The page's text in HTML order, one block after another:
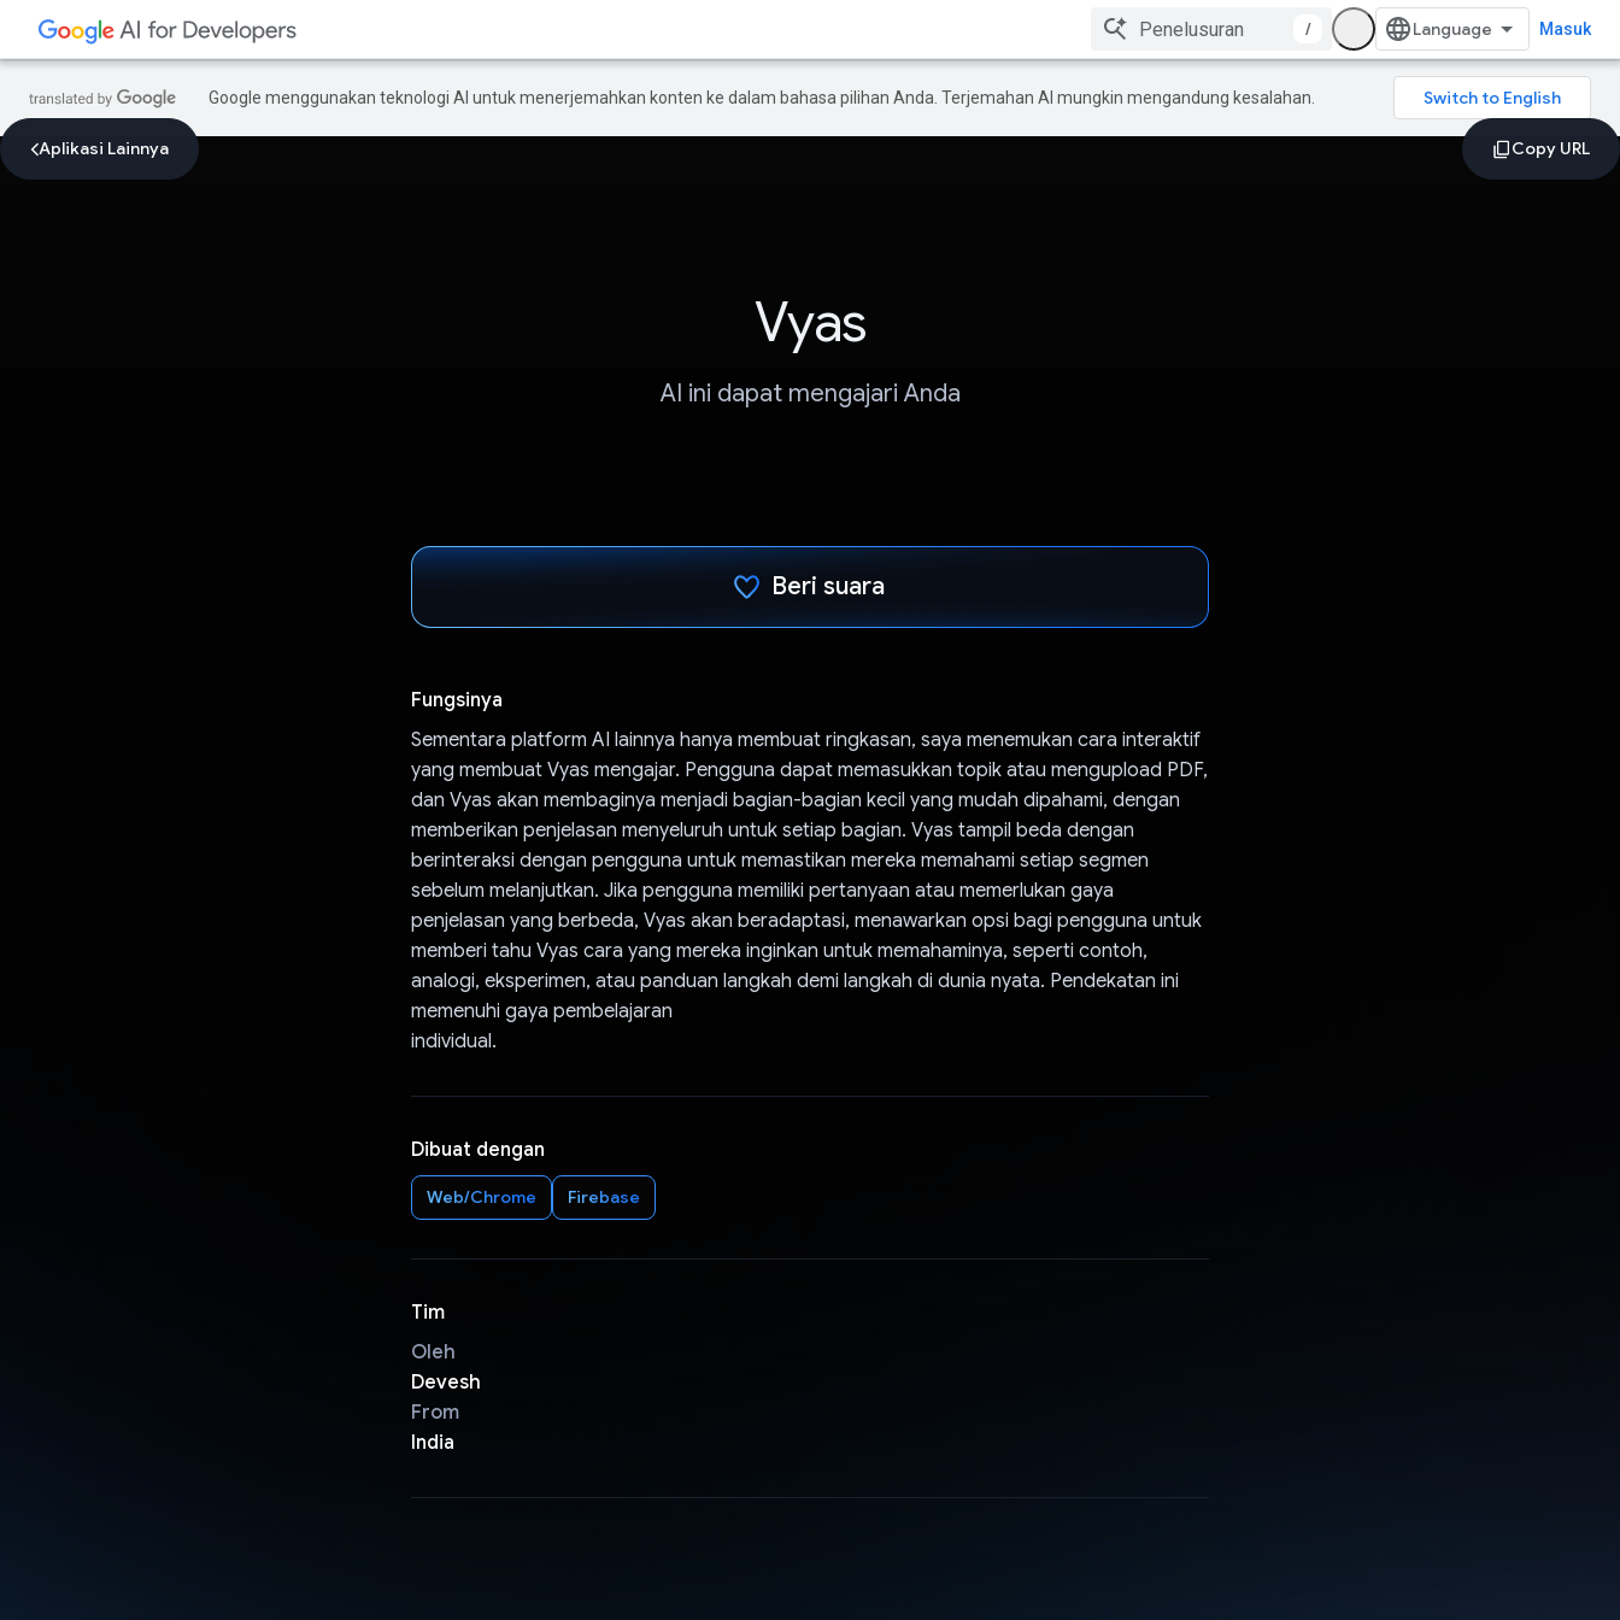
/ Masuk
Google menggunakan teknologi AI untuk menerjemahkan konten ke dalam bahasa pilihan Anda. Terjemahan AI mungkin mengandung kesalahan.
Aplikasi Lainnya
Vyas
AI ini dapat mengajari Anda
Beri suara
Fungsinya
Sementara platform AI lainnya hanya membuat ringkasan, saya menemukan cara interaktif
yang membuat Vyas mengajar. Pengguna dapat memasukkan topik atau mengupload PDF,
dan Vyas akan membaginya menjadi bagian-bagian kecil yang mudah dipahami, dengan
memberikan penjelasan menyeluruh untuk setiap bagian. Vyas tampil beda dengan
berinteraksi dengan pengguna untuk memastikan mereka memahami setiap segmen
sebelum melanjutkan. Jika pengguna memiliki pertanyaan atau memerlukan gaya
penjelasan yang berbeda, Vyas akan beradaptasi, menawarkan opsi bagi pengguna untuk
memberi tahu Vyas cara yang mereka inginkan untuk memahaminya, seperti contoh,
analogi, eksperimen, atau panduan langkah demi langkah di dunia nyata. Pendekatan ini
memenuhi gaya pembelajaran
individual.
Dibuat dengan
Web/Chrome Firebase
Tim
Oleh
Devesh
From
India